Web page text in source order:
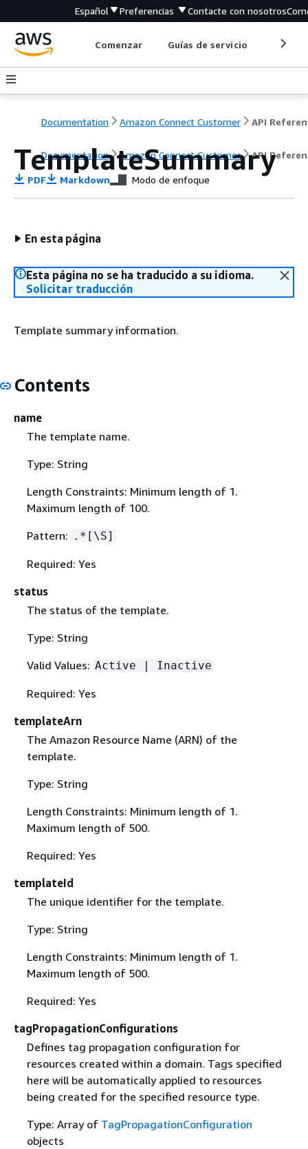
Español Preferencias Contacte con nosotros
Comenzar Guías de servicio
Documentation Amazon Connect Customer API
Documentation Amazon Connect Customer API
TemplateSummary
PDF Markdown Modo de enfoque
En esta página
Esta página no se ha traducido a su idioma.
Solicitar traducción
Template summary information.
Contents
name
The template name.
Type: String
Length Constraints: Minimum length of 1.
Maximum length of 100.
Pattern: .*[\S]
Required: Yes
status
The status of the template.
Type: String
Valid Values: Active | Inactive
Required: Yes
templateArn
The Amazon Resource Name (ARN) of the
template.
Type: String
Length Constraints: Minimum length of 1.
Maximum length of 500.
Required: Yes
templateId
The unique identifier for the template.
Type: String
Length Constraints: Minimum length of 1.
Maximum length of 500.
Required: Yes
tagPropagationConfigurations
Defines tag propagation configuration for
resources created within a domain. Tags specified
here will be automatically applied to resources
being created for the specified resource type.
Type: Array of TagPropagationConfiguration
objects